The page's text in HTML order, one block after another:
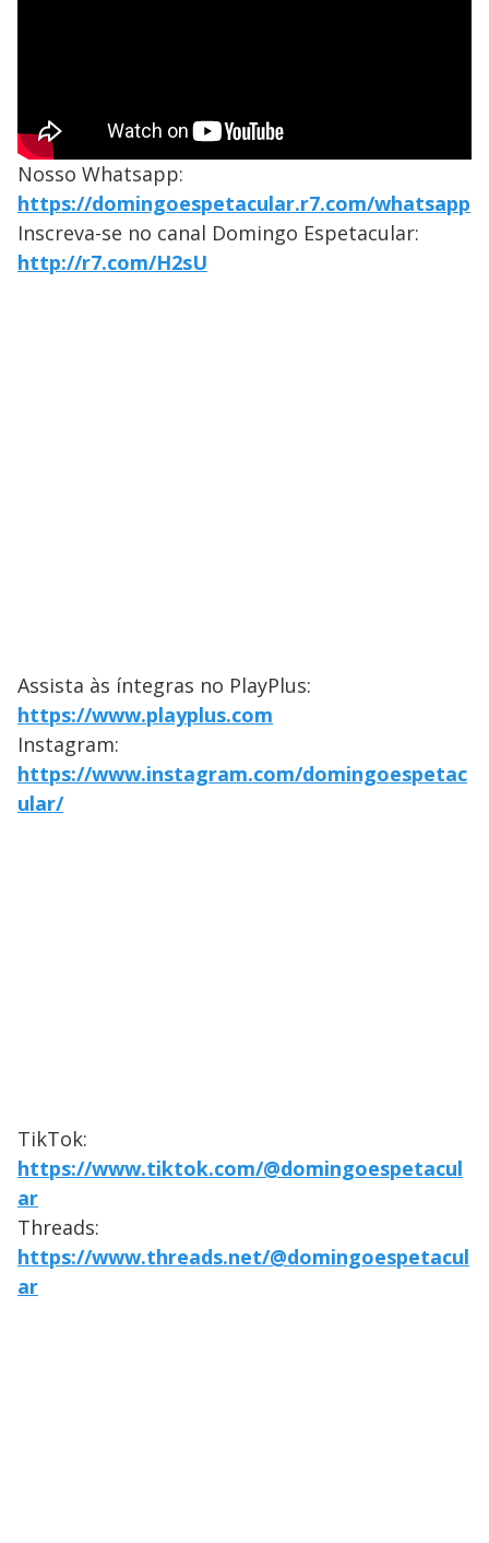
Nosso Whatsapp:
https://domingoespetacular.r7.com/whatsapp
Inscreva-se no canal Domingo Espetacular:
http://r7.com/H2sU
Assista às íntegras no PlayPlus:
https://www.playplus.com
Instagram:
https://www.instagram.com/domingoespetac
ular/
TikTok:
https://www.tiktok.com/@domingoespetacul
ar
Threads:
https://www.threads.net/@domingoespetacul
ar